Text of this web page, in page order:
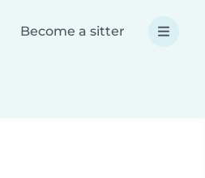
Become a sitter